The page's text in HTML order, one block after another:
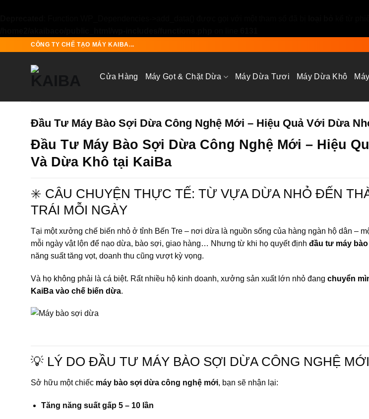
CÔNG TY CHẾ TẠO MÁY KAIBA...
Cửa Hàng Máy Gọt & Chặt Dừa Máy Dừa Tươi Máy Dừa Khô
Đầu Tư Máy Bào Sợi Dừa Công Nghệ Mới – Hiệu Quả Với Dừa
Đầu Tư Máy Bào Sợi Dừa Công Nghệ Mới – Hiệu
Và Dừa Khô tại KaiBa
✳️ CÂU CHUYỆN THỰC TẾ: TỪ VỰA DỪA NHỎ ĐẾN
TRÁI MỖI NGÀY
Tại một xưởng chế biến nhỏ ở tỉnh Bến Tre – nơi dừa là nguồn sống của hàng ngàn hộ dân –
mỗi ngày vật lộn để nạo dừa, bào sợi, giao hàng… Nhưng từ khi họ quyết định đầu tư máy
năng suất tăng vọt, doanh thu cũng vượt kỳ vọng.
Và họ không phải là cá biệt. Rất nhiều hộ kinh doanh, xưởng sản xuất lớn nhỏ đang chuyển
KaiBa vào chế biến dừa.
💡 LÝ DO ĐẦU TƯ MÁY BÀO SỢI DỪA CÔNG NGHỆ
Sở hữu một chiếc máy bào sợi dừa công nghệ mới, bạn sẽ nhận lại:
Tăng năng suất gấp 5 – 10 lần